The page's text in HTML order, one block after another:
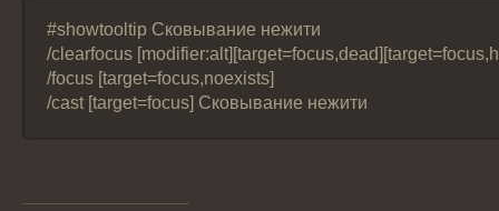
#showtooltip Сковывание нежити
/clearfocus
/focus [target=focus,noexists]
/cast [target=focus] Сковывание нежити